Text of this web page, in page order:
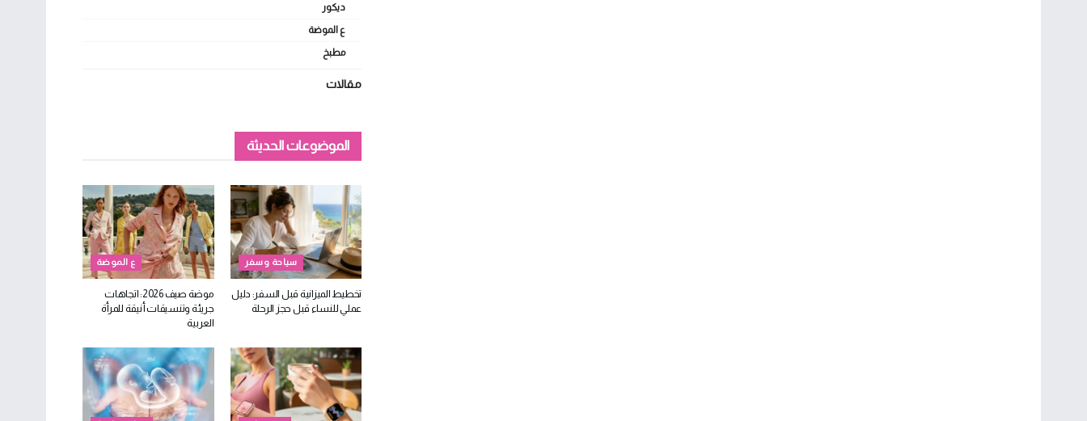
ديكور
ع الموضة
مطبخ
مقالات
الموضوعات الحديثة
سياحة وسفر
تخطيط الميزانية قبل السفر: دليل
عملي للنساء قبل حجز الرحلة
ع الموضة
موضة صيف 2026: اتجاهات
جريئة وتنسيقات أنيقة للمرأة
العربية